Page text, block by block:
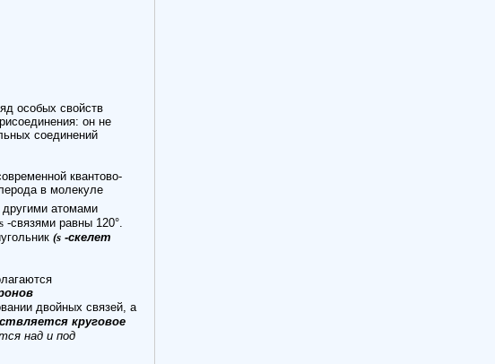
особых свойств
он не
соединений
квантово-
в молекуле
атомами
s -связями равны 120°.
(s -скелет
двойных связей, а
круговое
над и под